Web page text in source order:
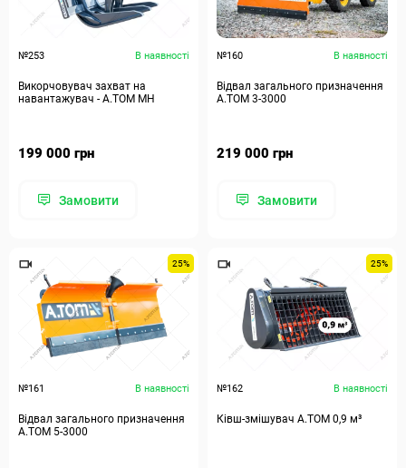
№253 В наявності
Викорчовувач захват на
навантажувач - А.ТОМ MH
199 000 грн
Замовити
№160 В наявності
Відвал загального призначення
А.ТОМ 3-3000
219 000 грн
Замовити
25%
№161 В наявності
Відвал загального призначення
А.ТОМ 5-3000
25%
№162 В наявності
Ківш-змішувач А.ТОМ 0,9 м³